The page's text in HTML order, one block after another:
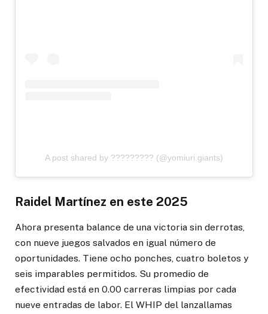
A post shared by ????????? (@yomiuri.giants)
Raidel Martínez en este 2025
Ahora presenta balance de una victoria sin derrotas,
con nueve juegos salvados en igual número de
oportunidades. Tiene ocho ponches, cuatro boletos y
seis imparables permitidos. Su promedio de
efectividad está en 0.00 carreras limpias por cada
nueve entradas de labor. El WHIP del lanzallamas